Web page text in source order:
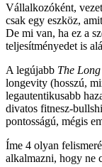
Vállalkozóként,
csak egy eszköz,
De mi van, ha ez a
teljesítményedet is
A legújabb The
longevity (hosszú,
legautentikusabb
divatos fitnesz-
pontosságú, mégis
Íme 4 olyan
alkalmazni, hogy ne